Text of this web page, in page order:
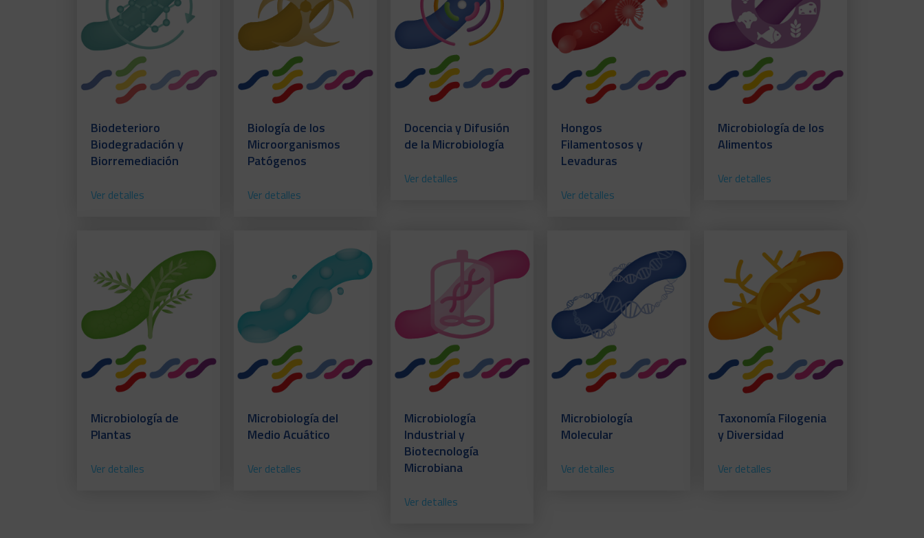
Biodeterioro
Biodegradación y
Biorremediación
Ver detalles
Biología de los
Microorganismos
Patógenos
Ver detalles
Docencia y Difusión
de la Microbiología
Ver detalles
Hongos
Filamentosos y
Levaduras
Ver detalles
Microbiología de los
Alimentos
Ver detalles
Microbiología de
Plantas
Ver detalles
Microbiología del
Medio Acuático
Ver detalles
Microbiología
Industrial y
Biotecnología
Microbiana
Ver detalles
Microbiología
Molecular
Ver detalles
Taxonomía Filogenia
y Diversidad
Ver detalles